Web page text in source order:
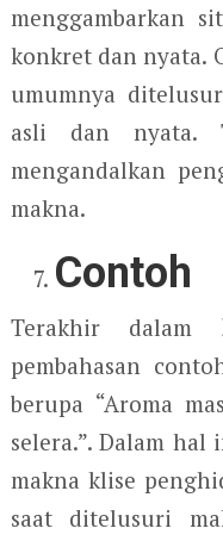
menggambarkan
konkret dan nyata.
umumnya
asli dan nyata.
mengandalkan
makna.
Contoh
Terakhir dalam
pembahasan
berupa “Aroma
selera.”. Dalam hal
makna klise
saat ditelusuri